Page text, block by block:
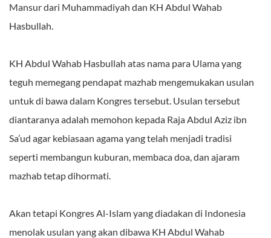
Mansur dari Muhammadiyah dan KH Abdul Wahab
Hasbullah.
KH Abdul Wahab Hasbullah atas nama para Ulama yang
teguh memegang pendapat mazhab mengemukakan usulan
untuk di bawa dalam Kongres tersebut. Usulan tersebut
diantaranya adalah memohon kepada Raja Abdul Aziz ibn
Sa’ud agar kebiasaan agama yang telah menjadi tradisi
seperti membangun kuburan, membaca doa, dan ajaram
mazhab tetap dihormati.
Akan tetapi Kongres Al-Islam yang diadakan di Indonesia
menolak usulan yang akan dibawa KH Abdul Wahab